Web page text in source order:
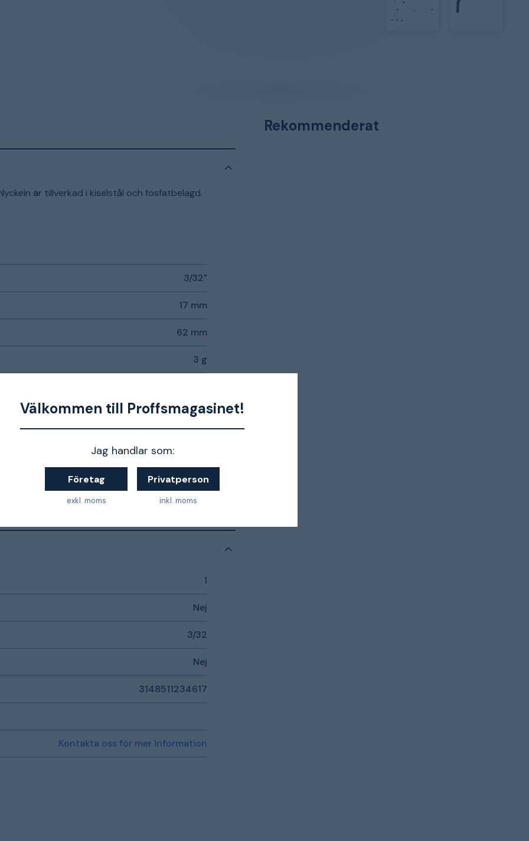
Välkommen till Proffsmagasinet!
Jag handlar som:
Företag
exkl. moms
Privatperson
inkl. moms
är tillverkad i kiselstål och fosfatbelagd.
3/32"
17 mm
62 mm
3 g
1
Nej
3/32
Nej
3148511234617
Kontakta oss för mer information
Rekommenderat